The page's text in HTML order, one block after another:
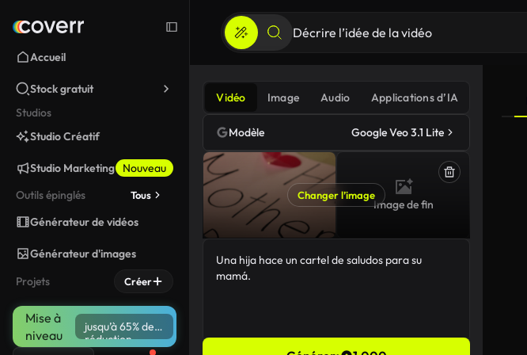
Accueil
Stock gratuit
Studios
Studio Créatif
Studio Marketing
Nouveau
Outils épinglés
Tous
Générateur de vidéos
Générateur d'images
Projets
Créer
Mise à
niveau
jusqu’à 65% de
réduction
Vidéo Image Audio Applications d’IA
Modèle Google Veo 3.1 Lite
Changer l’image
Image de fin